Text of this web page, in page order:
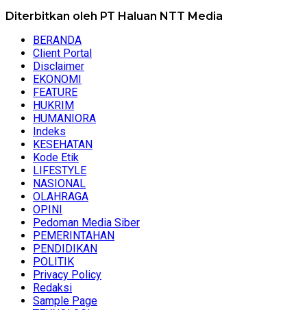
Diterbitkan oleh PT Haluan NTT Media
BERANDA
Client Portal
Disclaimer
EKONOMI
FEATURE
HUKRIM
HUMANIORA
Indeks
KESEHATAN
Kode Etik
LIFESTYLE
NASIONAL
OLAHRAGA
OPINI
Pedoman Media Siber
PEMERINTAHAN
PENDIDIKAN
POLITIK
Privacy Policy
Redaksi
Sample Page